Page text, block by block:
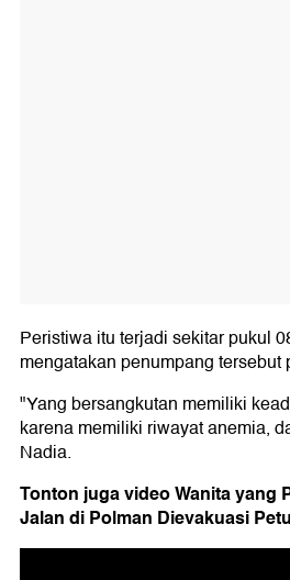
Peristiwa itu terjadi sekitar pukul
mengatakan penumpang tersebut
"Yang bersangkutan memiliki
karena memiliki riwayat anemia,
Nadia.
Tonton juga video Wanita yang
Jalan di Polman Dievakuasi